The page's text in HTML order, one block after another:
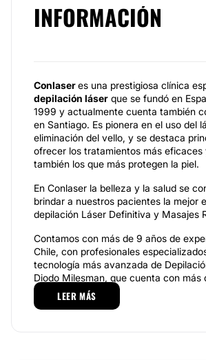
INFORMACIÓN
Conlaseres una prestigiosa clínica
depilación láser que se fundó en
1999 y actualmente cuenta también
en Santiago. Es pionera en el uso del
eliminación del vello, y se destaca
ofrecer los tratamientos más eficaces
también los que más protegen la piel.
En Conlaser la belleza y la salud se
brindar a nuestros pacientes la mejor
depilación Láser Definitiva y Masajes
Contamos con más de 9 años de
Chile, con profesionales
tecnología más avanzada de
Diodo Milesman, que cuenta con más
trayectoria y el respaldo de la
internacional debido a sus resultados
LEER MÁS